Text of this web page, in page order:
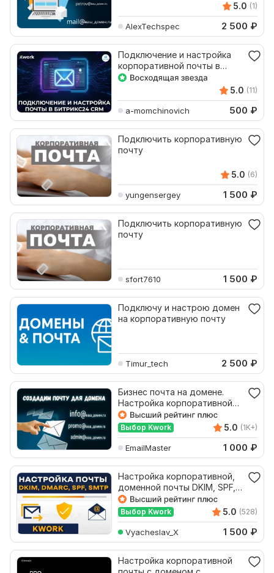
5.0 (1)
AlexTechspec 2 500 ₽
Подключение и настройка
корпоративной почты в
Битрикс24 CRM
5.0 (11)
a-momchinovich 500 ₽
Подключить корпоративную
почту
5.0 (6)
yungensergey 1 500 ₽
Подключить корпоративную
почту
sfort7610 1 500 ₽
Подключу и настрою домен
на корпоративную почту
Timur_tech 2 500 ₽
Бизнес почта на домене.
Настройка корпоративной
почты вашего сайта
Выбор Kwork 5.0 (1K+)
EmailMaster 1 000 ₽
Настройка корпоративной,
доменной почты DKIM, SPF,
DMARC, SMTP
Выбор Kwork 5.0 (528)
Vyacheslav_X 1 500 ₽
Настройка корпоративной